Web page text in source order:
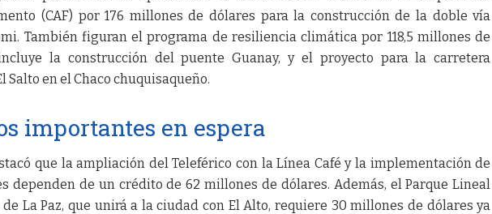
(CAF) por 176 millones de dólares para la construcción de la doble vía
También figuran el programa de resiliencia climática por 118,5 millones de
la construcción del puente Guanay, y el proyecto para la carretera
Salto en el Chaco chuquisaqueño.
importantes en espera
que la ampliación del Teleférico con la Línea Café y la implementación de
dependen de un crédito de 62 millones de dólares. Además, el Parque Lineal
La Paz, que unirá a la ciudad con El Alto, requiere 30 millones de dólares ya